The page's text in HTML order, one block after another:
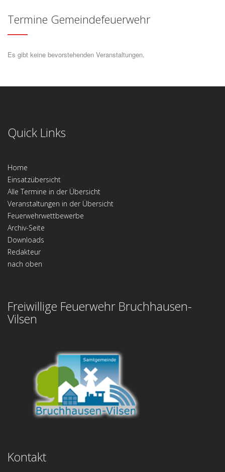
Termine Gemeindefeuerwehr
Es gibt keine bevorstehenden Veranstaltungen.
Quick Links
Home
Einsatzübersicht
Alle Termine in der Übersicht
Veranstaltungen in der Übersicht
Feuerwehrwettbewerbe
Archiv-Seite
Downloads
Redakteur
nach oben
Freiwillige Feuerwehr Bruchhausen-
Vilsen
Kontakt